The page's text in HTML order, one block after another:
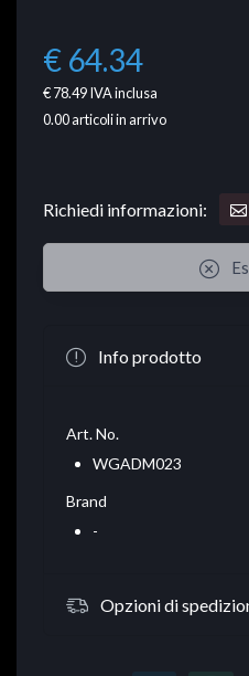
€ 64.34
€ 78.49IVA inclusa
0.00articoli in arrivo
Richiedi informazioni:
Info prodotto
Art. No.
WGADM023
Brand
-
Opzioni di